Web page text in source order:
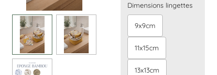
Dimensions lingettes
9x9cm
11x15cm
13x13cm